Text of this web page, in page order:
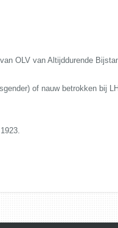
OLV van Altijddurende
of nauw betrokken bij